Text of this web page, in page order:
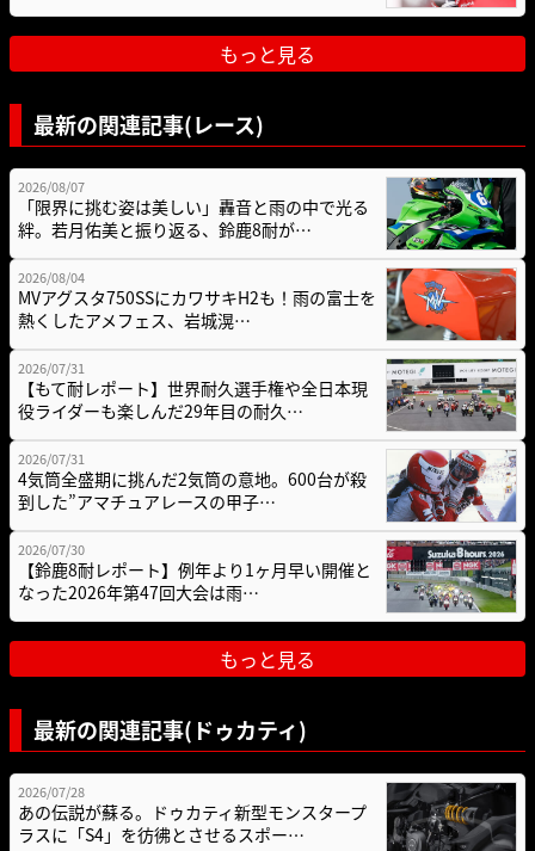
もっと見る
最新の関連記事(レース)
2026/08/07
「限界に挑む姿は美しい」轟音と雨の中で光る
絆。若月佑美と振り返る、鈴鹿8耐が…
2026/08/04
MVアグスタ750SSにカワサキH2も！雨の富士を
熱くしたアメフェス、岩城滉…
2026/07/31
【もて耐レポート】世界耐久選手権や全日本現
役ライダーも楽しんだ29年目の耐久…
2026/07/31
4気筒全盛期に挑んだ2気筒の意地。600台が殺
到した”アマチュアレースの甲子…
2026/07/30
【鈴鹿8耐レポート】例年より1ヶ月早い開催と
なった2026年第47回大会は雨…
もっと見る
最新の関連記事(ドゥカティ)
2026/07/28
あの伝説が蘇る。ドゥカティ新型モンスタープ
ラスに「S4」を彷彿とさせるスポー…